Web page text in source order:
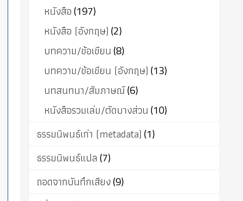
หนังสือ(197)
หนังสือ (อังกฤษ) (2)
บทความ/ข้อเขียน (8)
บทความ/ข้อเขียน (อังกฤษ) (13)
บทสนทนา/สัมภาษณ์(6)
หนังสือรวมเล่ม/ตัดบางส่วน (10)
ธรรมนิพนธ์เก่า (metadata) (1)
ธรรมนิพนธ์แปล (7)
ถอดจากบันทึกเสียง(9)